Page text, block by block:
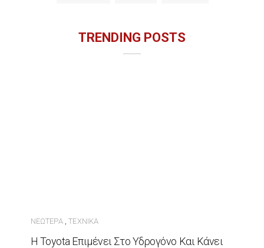
TRENDING POSTS
ΝΕΏΤΕΡΑ,ΤΕΧΝΙΚΆ
Η Toyota Επιμένει Στο Υδρογόνο Και Κάνει